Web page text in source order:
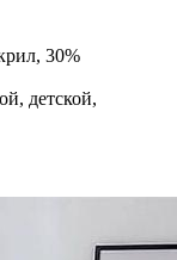
30%
детской,